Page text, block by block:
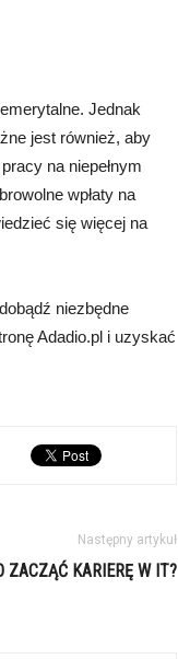
Jednak
jest również, aby
na niepełnym
wpłaty na
się więcej na
niezbędne
Adadio.pl i uzyskać
Następny artykuł
ZACZĄĆ KARIERĘ W IT?